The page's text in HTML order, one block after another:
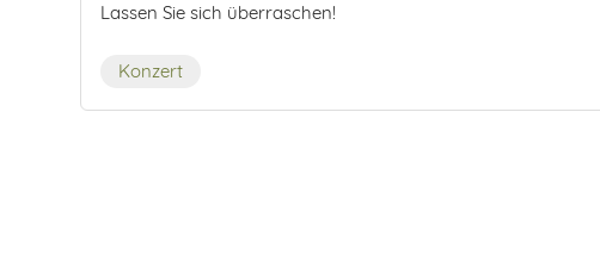
Lassen Sie sich überraschen!
Konzert